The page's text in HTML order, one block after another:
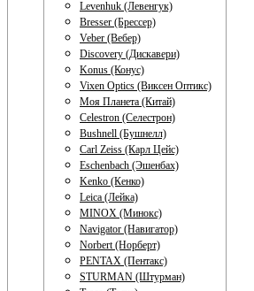
Levenhuk (Левенгук)
Bresser (Брессер)
Veber (Вебер)
Discovery (Дискавери)
Konus (Конус)
Vixen Optics (Виксен Оптикс)
Моя Планета (Китай)
Celestron (Селестрон)
Bushnell (Бушнелл)
Carl Zeiss (Карл Цейс)
Eschenbach (Эшенбах)
Kenko (Кенко)
Leica (Лейка)
MINOX (Минокс)
Navigator (Навигатор)
Norbert (Норберт)
PENTAX (Пентакс)
STURMAN (Штурман)